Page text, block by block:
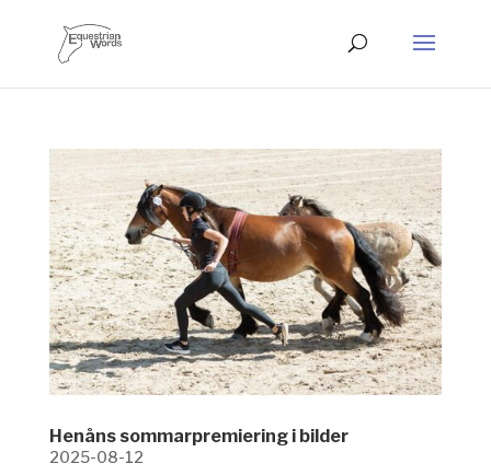
Henåns sommarpremiering i bilder
2025-08-12